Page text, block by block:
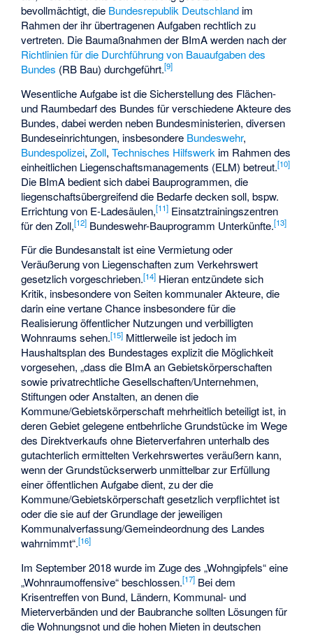
bevollmächtigt, die Bundesrepublik Deutschland im
Rahmen der ihr übertragenen Aufgaben rechtlich zu
vertreten. Die Baumaßnahmen der BImA werden nach der
Richtlinien für die Durchführung von Bauaufgaben des
Bundes (RB Bau) durchgeführt.[9]
Wesentliche Aufgabe ist die Sicherstellung des Flächen-
und Raumbedarf des Bundes für verschiedene Akteure des
Bundes, dabei werden neben Bundesministerien, diversen
Bundeseinrichtungen, insbesondere Bundeswehr,
Bundespolizei,Zoll,Technisches Hilfswerk im Rahmen des
einheitlichen Liegenschaftsmanagements (ELM) betreut.[10]
Die BImA bedient sich dabei Bauprogrammen, die
liegenschaftsübergreifend die Bedarfe decken soll, bspw.
Errichtung von E-Ladesäulen,[11] Einsatztrainingszentren
für den Zoll,[12] Bundeswehr-Bauprogramm Unterkünfte.[13]
Für die Bundesanstalt ist eine Vermietung oder
Veräußerung von Liegenschaften zum Verkehrswert
gesetzlich vorgeschrieben.[14] Hieran entzündete sich
Kritik, insbesondere von Seiten kommunaler Akteure, die
darin eine vertane Chance insbesondere für die
Realisierung öffentlicher Nutzungen und verbilligten
Wohnraums sehen.[15] Mittlerweile ist jedoch im
Haushaltsplan des Bundestages explizit die Möglichkeit
vorgesehen, „dass die BImA an Gebietskörperschaften
sowie privatrechtliche Gesellschaften/Unternehmen,
Stiftungen oder Anstalten, an denen die
Kommune/Gebietskörperschaft mehrheitlich beteiligt ist, in
deren Gebiet gelegene entbehrliche Grundstücke im Wege
des Direktverkaufs ohne Bieterverfahren unterhalb des
gutachterlich ermittelten Verkehrswertes veräußern kann,
wenn der Grundstückserwerb unmittelbar zur Erfüllung
einer öffentlichen Aufgabe dient, zu der die
Kommune/Gebietskörperschaft gesetzlich verpflichtet ist
oder die sie auf der Grundlage der jeweiligen
Kommunalverfassung/Gemeindeordnung des Landes
wahrnimmt“.[16]
Im September 2018 wurde im Zuge des „Wohngipfels“ eine
„Wohnraumoffensive“ beschlossen.[17] Bei dem
Krisentreffen von Bund, Ländern, Kommunal- und
Mieterverbänden und der Baubranche sollten Lösungen für
die Wohnungsnot und die hohen Mieten in deutschen